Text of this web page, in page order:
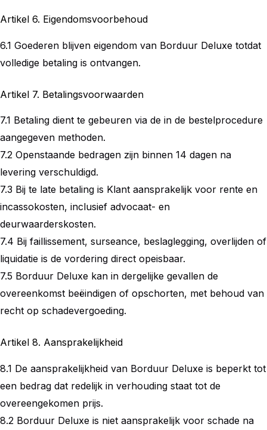
Artikel 6. Eigendomsvoorbehoud
6.1 Goederen blijven eigendom van Borduur Deluxe totdat
volledige betaling is ontvangen.
Artikel 7. Betalingsvoorwaarden
7.1 Betaling dient te gebeuren via de in de bestelprocedure
aangegeven methoden.
7.2 Openstaande bedragen zijn binnen 14 dagen na
levering verschuldigd.
7.3 Bij te late betaling is Klant aansprakelijk voor rente en
incassokosten, inclusief advocaat- en
deurwaarderskosten.
7.4 Bij faillissement, surseance, beslaglegging, overlijden of
liquidatie is de vordering direct opeisbaar.
7.5 Borduur Deluxe kan in dergelijke gevallen de
overeenkomst beëindigen of opschorten, met behoud van
recht op schadevergoeding.
Artikel 8. Aansprakelijkheid
8.1 De aansprakelijkheid van Borduur Deluxe is beperkt tot
een bedrag dat redelijk in verhouding staat tot de
overeengekomen prijs.
8.2 Borduur Deluxe is niet aansprakelijk voor schade na